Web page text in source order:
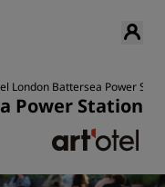
London Battersea Power
Power Station